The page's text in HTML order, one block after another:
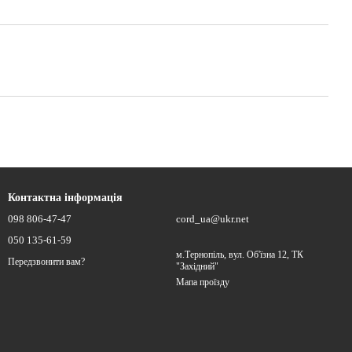
Контактна інформація
098 806-47-47
050 135-61-59
Передзвонити вам?
cord_ua@ukr.net
м.Тернопіль, вул. Об'їзна 12, ТК
"Західний"
Мапа проїзду